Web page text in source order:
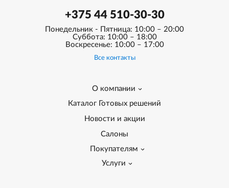
+375 44 510-30-30
Понедельник - Пятница: 10:00 – 20:00
Суббота: 10:00 – 18:00
Воскресенье: 10:00 – 17:00
Все контакты
О компании
Каталог Готовых решений
Новости и акции
Салоны
Покупателям
Услуги